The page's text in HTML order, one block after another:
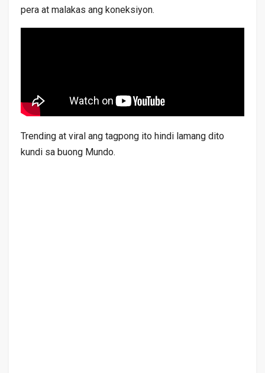
pera at malakas ang koneksiyon.
Trending at viral ang tagpong ito hindi lamang dito
kundi sa buong Mundo.